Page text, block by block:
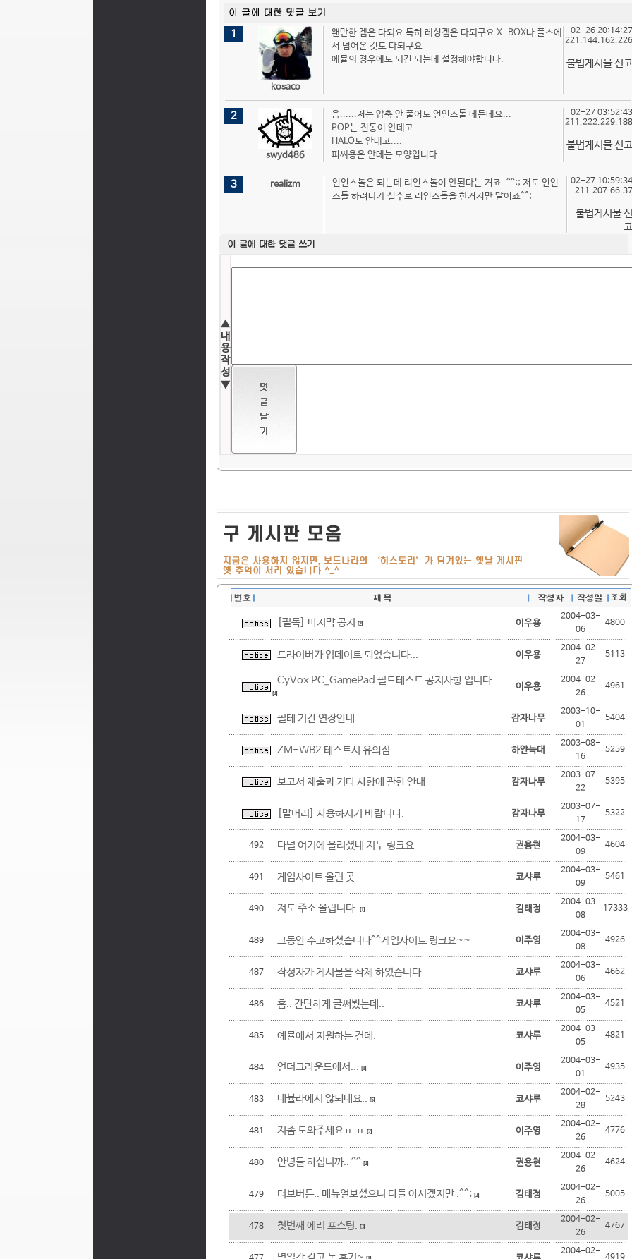
1
kosaco
왠만한 겜은 다되요 특히 레싱겜은 다되구요 X-BOX나 플스에
서 넘어온 것도 다되구요
에뮬의 경우에도 되긴 되는데 설정해야합니다.
02-26 20:14:27
221.144.162.226
불법게시물 신고
2
swyd486
음......저는 압축 안 풀어도 언인스톨 데든데요...
POP는 진동이 안데고....
HALO도 안데고....
피씨용은 안데는 모양입니다..
02-27 03:52:43
211.222.229.188
불법게시물 신고
3 realizm
언인스톨은 되는데 리인스톨이 안된다는 거죠 .^^;; 저도 언인
스톨 하려다가 실수로 리인스톨을 한거지만 말이죠^^;
02-27 10:59:34
211.207.66.37
불법게시물 신
고
▲
내
용
작
성
▼
[필독] 마지막 공지 [2] 이우용
2004-03-
06
4800
드라이버가 업데이트 되었습니다... 이우용
2004-02-
27
5113
CyVox PC_GamePad 필드테스트 공지사항 입니다.
[4]
이우용
2004-02-
26
4961
필테 기간 연장안내 감자나무
2003-10-
01
5404
ZM-WB2 테스트시 유의점 하얀늑대
2003-08-
16
5259
보고서 제출과 기타 사항에 관한 안내 감자나무
2003-07-
22
5395
[말머리] 사용하시기 바랍니다. 감자나무
2003-07-
17
5322
492 다덜 여기에 올리셨네 저두 링크요 권용현
2004-03-
09
4604
491 게임사이트 올린 곳 코샤루
2004-03-
09
5461
490 저도 주소 올립니다. [1] 김태정
2004-03-
08
17333
489 그동안 수고하셨습니다^^게임사이트 링크요~~ 이주영
2004-03-
08
4926
487 작성자가 게시물을 삭제 하였습니다 코샤루
2004-03-
06
4662
486 흠.. 간단하게 글써봤는데.. 코샤루
2004-03-
05
4521
485 예뮬에서 지원하는 건데. 코샤루
2004-03-
05
4821
484 언더그라운드에서... [1] 이주영
2004-03-
01
4935
483 네뷸라에서 않되네요.. [5] 코샤루
2004-02-
28
5243
481 저좀 도와주세요ㅠ.ㅠ [2] 이주영
2004-02-
26
4776
480 안녕들 하십니까.. ^^ [2] 권용현
2004-02-
26
4624
479 터보버튼.. 매뉴얼보셨으니 다들 아시겠지만 .^^; [2] 김태정
2004-02-
26
5005
478 첫번째 에러 포스팅. [3] 김태정
2004-02-
26
4767
2004-02-